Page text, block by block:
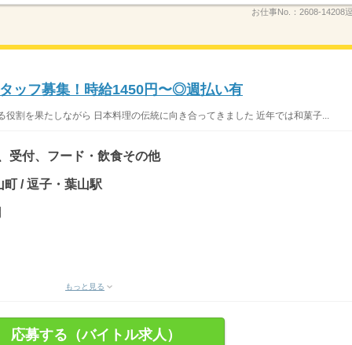
お仕事No.： 2608-14208
ッフ募集！時給1450円〜◎週払い有
割を果たしながら 日本料理の伝統に向き合ってきました 近年では和菓子...
受付、フード・飲食その他
/ 逗子・葉山駅
もっと見る
応募する（バイトル求人）